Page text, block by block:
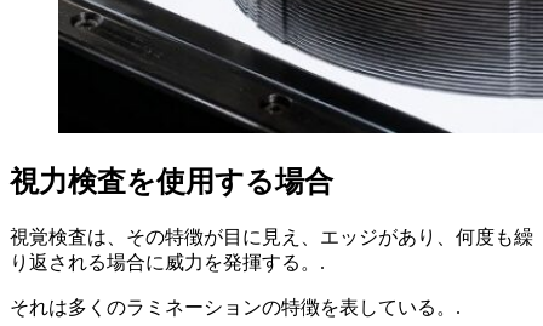
視力検査を使用する場合
視覚検査は、その特徴が目に見え、エッジがあり、何度も繰
り返される場合に威力を発揮する。.
それは多くのラミネーションの特徴を表している。.